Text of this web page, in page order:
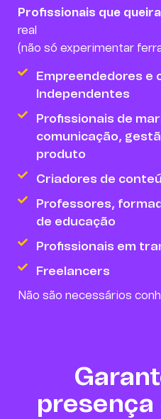
Profissionais que
real
(não só experimentar
Empreendedores e
Independentes
Profissionais de
comunicação,
produto
Criadores de
Professores,
de educação
Profissionais em
Freelancers
Não são necessários
presença